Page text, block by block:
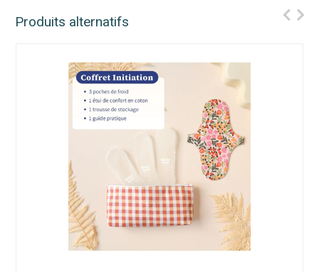
Produits alternatifs